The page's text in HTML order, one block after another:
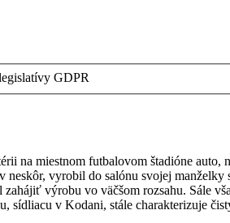
GDPR
na miestnom futbalovom štadióne
vyrobil do salónu svojej
výrobu vo väčšom rozsahu. Sále
sídliacu v Kodani, stále charakterizuje